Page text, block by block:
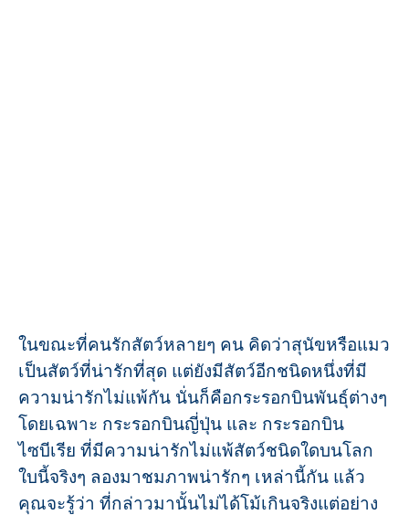
ในขณะที่คนรักสัตว์หลายๆ คน คิดว่าสุนัขหรือแมว
เป็นสัตว์ที่น่ารักที่สุด แต่ยังมีสัตว์อีกชนิดหนึ่งที่มี
ความน่ารักไม่แพ้กัน นั่นก็คือกระรอกบินพันธุ์ต่างๆ
โดยเฉพาะ กระรอกบินญี่ปุ่น และ กระรอกบิน
ไซบีเรีย ที่มีความน่ารักไม่แพ้สัตว์ชนิดใดบนโลก
ใบนี้จริงๆ ลองมาชมภาพน่ารักๆ เหล่านี้กัน แล้ว
คุณจะรู้ว่า ที่กล่าวมานั้นไม่ได้โม้เกินจริงแต่อย่าง